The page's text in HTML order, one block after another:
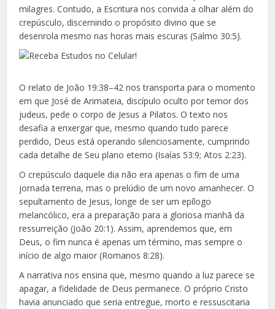
milagres. Contudo, a Escritura nos convida a olhar além do
crepúsculo, discernindo o propósito divino que se
desenrola mesmo nas horas mais escuras (Salmo 30:5).
O relato de João 19:38–42 nos transporta para o momento
em que José de Arimateia, discípulo oculto por temor dos
judeus, pede o corpo de Jesus a Pilatos. O texto nos
desafia a enxergar que, mesmo quando tudo parece
perdido, Deus está operando silenciosamente, cumprindo
cada detalhe de Seu plano eterno (Isaías 53:9; Atos 2:23).
O crepúsculo daquele dia não era apenas o fim de uma
jornada terrena, mas o prelúdio de um novo amanhecer. O
sepultamento de Jesus, longe de ser um epílogo
melancólico, era a preparação para a gloriosa manhã da
ressurreição (João 20:1). Assim, aprendemos que, em
Deus, o fim nunca é apenas um término, mas sempre o
início de algo maior (Romanos 8:28).
A narrativa nos ensina que, mesmo quando a luz parece se
apagar, a fidelidade de Deus permanece. O próprio Cristo
havia anunciado que seria entregue, morto e ressuscitaria